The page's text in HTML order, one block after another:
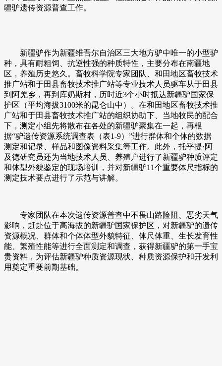
疆驴遗传资源普查工作。
新疆驴作为新疆维吾尔自治区三大地方驴中唯一的小型驴
种，具有耐粗饲、抗逆性强的种质特性，主要分布在南疆地
区，养殖历史悠久。畜牧科学院专家团队、和田地区畜牧技术
推广站和于田县畜牧技术推广站等专业技术人员驱车从于田县
到阿羌乡，再到库奶斯村，历时近3个小时抵达新疆驴国家保
护区（平均海拔3100米的昆仑山中）。在和田地区畜牧技术推
广站和于田县畜牧技术推广站的组织协助下、当地牧民的配合
下，测定小组先将散布在各处的新疆驴聚集在一起，再根
据“驴遗传资源系统调查表（表1-9）”进行群体和个体的数据
测定和记录、样品和图像资料采集等工作。此外，托乎提·阿
及德研究员还为当地技术人员、养殖户进行了新疆驴种质评定
和体型外貌鉴定的现场培训，并对新疆驴11个重要体尺指标的
测定技术要点进行了示范与讲解。
专家团队在本次遗传资源普查中不畏山路险阻、恶劣天气
影响，赶赴位于高海拔的新疆驴国家保护区，对新疆驴的遗传
资源概况、群体和个体体型外貌特征、体尺体重、生长发育性
能、繁殖性能等进行全面测定和调查，获得新疆驴的第一手宝
贵资料，为评估新疆驴种质资源现状、种质资源保护和开发利
用奠定重要前期基础。